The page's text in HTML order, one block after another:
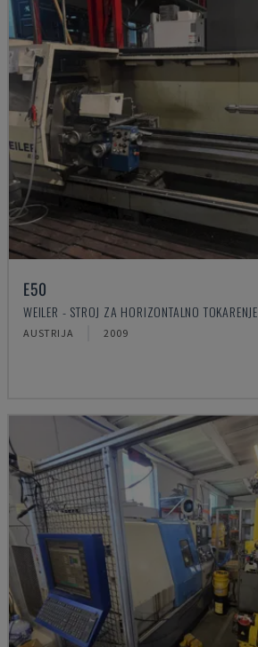
E50
WEILER - STROJ ZA HORIZONTALNO TOKARENJE
AUSTRIJA 2009